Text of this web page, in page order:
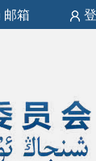
邮箱